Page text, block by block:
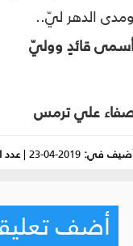
ومدى الدهر ليّ..
قائدٍ ووليّ
علي ترمس
في: 2019-04-23
|عدد
أضف